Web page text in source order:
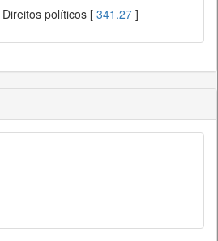
políticos [341.27 ]